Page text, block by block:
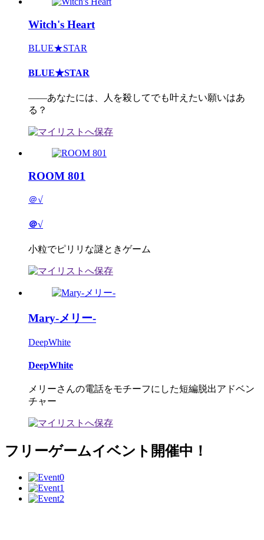
Witch's Heart
BLUE★STAR
BLUE★STAR
――あなたには、人を殺してでも叶えたい願いはあ
る？
ROOM 801
＠√
＠√
小粒でピリリな謎ときゲーム
Mary-メリー-
DeepWhite
DeepWhite
メリーさんの電話をモチーフにした短編脱出アドベン
チャー
フリーゲームイベント開催中！